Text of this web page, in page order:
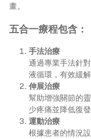
畫。
五合一療程包含：
手法治療
通過專業手法針
液循環，有效緩
伸展治療
幫助增強關節的
少疼痛並降低復發
運動治療
根據患者的情況